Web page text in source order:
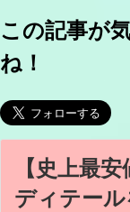
この記事が
ね！
【史上最
ディテー